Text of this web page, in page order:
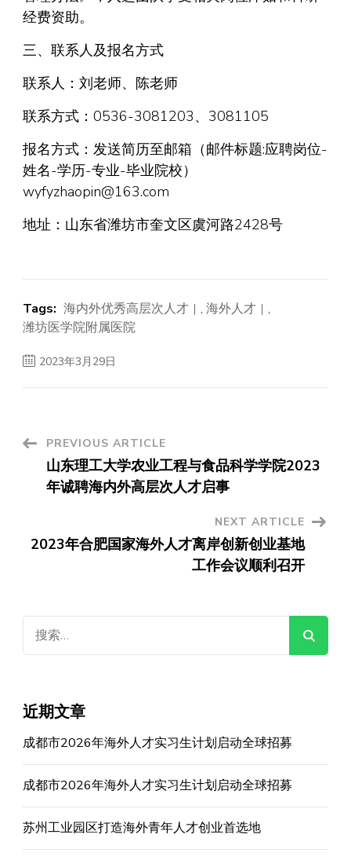
经费资助。
三、联系人及报名方式
联系人：刘老师、陈老师
联系方式：0536-3081203、3081105
报名方式：发送简历至邮箱（邮件标题:应聘岗位-
姓名-学历-专业-毕业院校）
wyfyzhaopin@163.com
地址：山东省潍坊市奎文区虞河路2428号
Tags: 海内外优秀高层次人才 , 海外人才
,
潍坊医学院附属医院
2023年3月29日
Post
Navigation
PREVIOUS ARTICLE
山东理工大学农业工程与食品科学学院2023
年诚聘海内外高层次人才启事
NEXT ARTICLE
2023年合肥国家海外人才离岸创新创业基地
工作会议顺利召开
索：
近期文章
成都市2026年海外人才实习生计划启动全球招募
成都市2026年海外人才实习生计划启动全球招募
苏州工业园区打造海外青年人才创业首选地